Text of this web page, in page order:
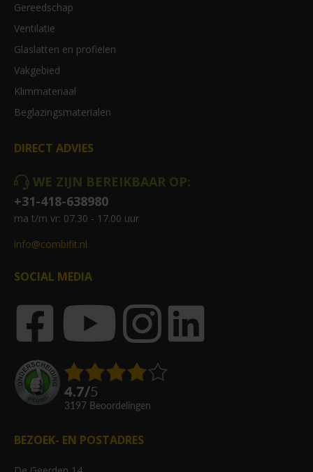
Gereedschap
Ventilatie
Glaslatten en profielen
Vakgebied
Klimmateriaal
Beglazingsmaterialen
DIRECT ADVIES
WE ZIJN BEREIKBAAR OP:
+31-418-638980
ma t/m vr: 07.30 - 17.00 uur
info@combifit.nl
SOCIAL MEDIA
4.7/5
3197 beoordelingen
BEZOEK- EN POSTADRES